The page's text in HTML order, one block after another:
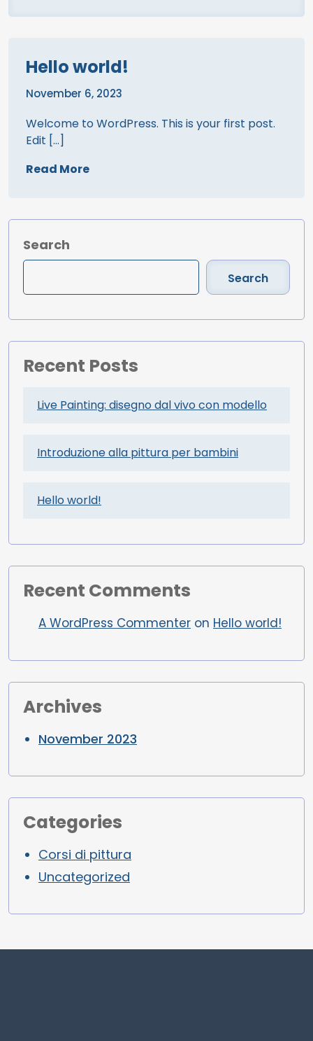
Hello world!
November 6, 2023
Welcome to WordPress. This is your first post.
Edit […]
Read More
Search
Search
Recent Posts
Live Painting: disegno dal vivo con modello
Introduzione alla pittura per bambini
Hello world!
Recent Comments
A WordPress Commenter on Hello world!
Archives
November 2023
Categories
Corsi di pittura
Uncategorized